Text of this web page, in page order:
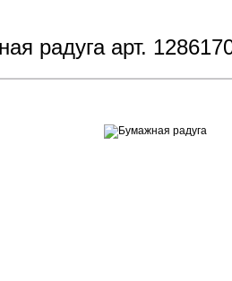
радуга арт.